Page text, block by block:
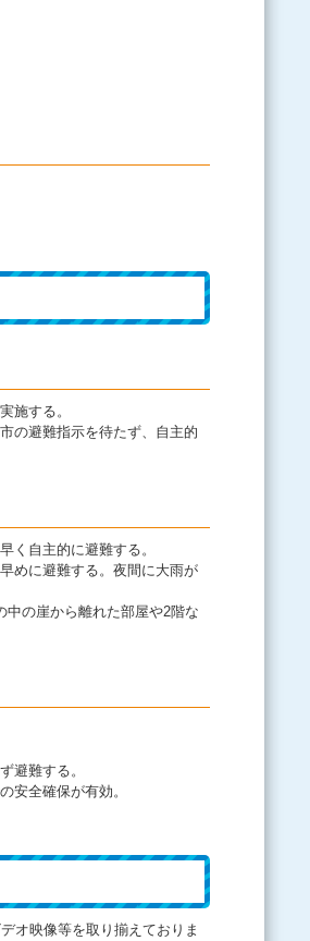
施する。
の避難指示を待たず、自主的
く自主的に避難する。
めに避難する。夜間に大雨が
の崖から離れた部屋や2階な
避難する。
安全確保が有効。
オ映像等を取り揃えておりま